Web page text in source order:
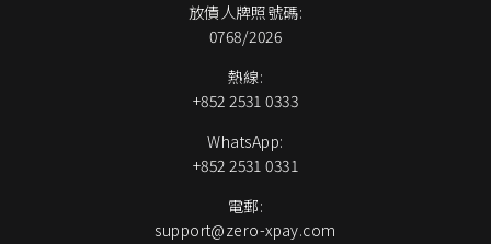
放債人牌照號碼:
0768/2026
熱線:
+852 2531 0333
WhatsApp:
+852 2531 0331
電郵:
support@zero-xpay.com